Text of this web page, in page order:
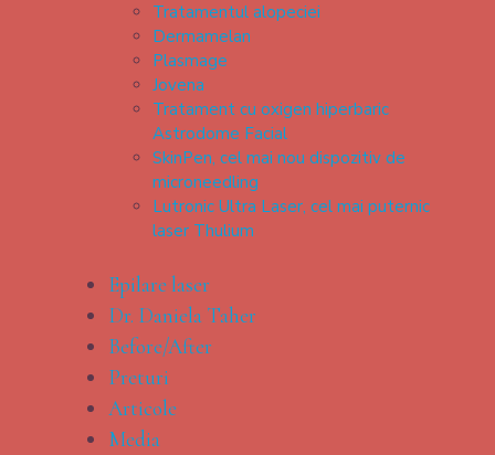
Tratamentul alopeciei
Dermamelan
Plasmage
Jovena
Tratament cu oxigen hiperbaric
Astrodome Facial
SkinPen, cel mai nou dispozitiv de
microneedling
Lutronic Ultra Laser, cel mai puternic
laser Thulium
Epilare laser
Dr. Daniela Taher
Before/After
Preturi
Articole
Media